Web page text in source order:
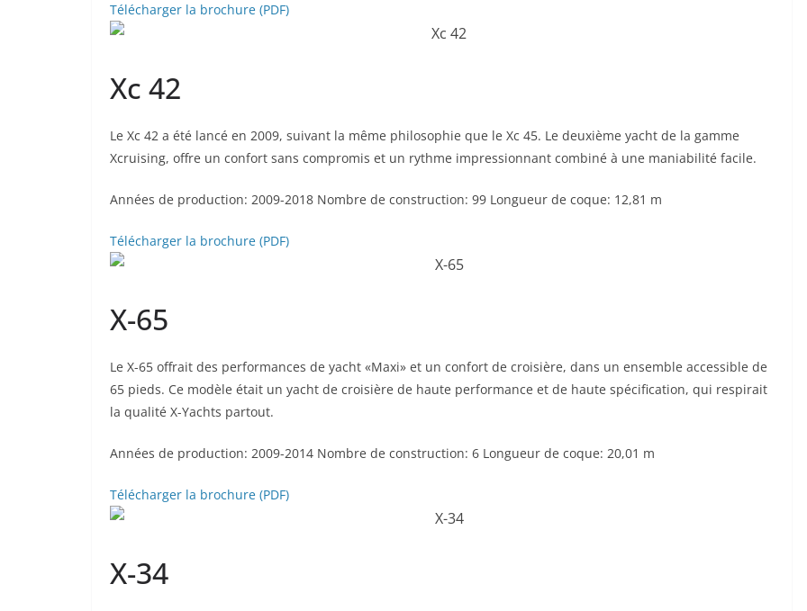
Télécharger la brochure (PDF)
Xc 42
Le Xc 42 a été lancé en 2009, suivant la même philosophie que le Xc 45. Le deuxième yacht de la gamme
Xcruising, offre un confort sans compromis et un rythme impressionnant combiné à une maniabilité facile.
Années de production: 2009-2018 Nombre de construction: 99 Longueur de coque: 12,81 m
Télécharger la brochure (PDF)
X-65
Le X-65 offrait des performances de yacht «Maxi» et un confort de croisière, dans un ensemble accessible de
65 pieds. Ce modèle était un yacht de croisière de haute performance et de haute spécification, qui respirait
la qualité X-Yachts partout.
Années de production: 2009-2014 Nombre de construction: 6 Longueur de coque: 20,01 m
Télécharger la brochure (PDF)
X-34